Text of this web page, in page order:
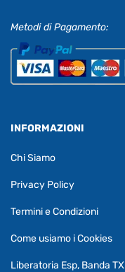
Metodi di Pagamento:
INFORMAZIONI
Chi Siamo
Privacy Policy
Termini e Condizioni
Come usiamo i Cookies
Liberatoria Esp, Banda TX